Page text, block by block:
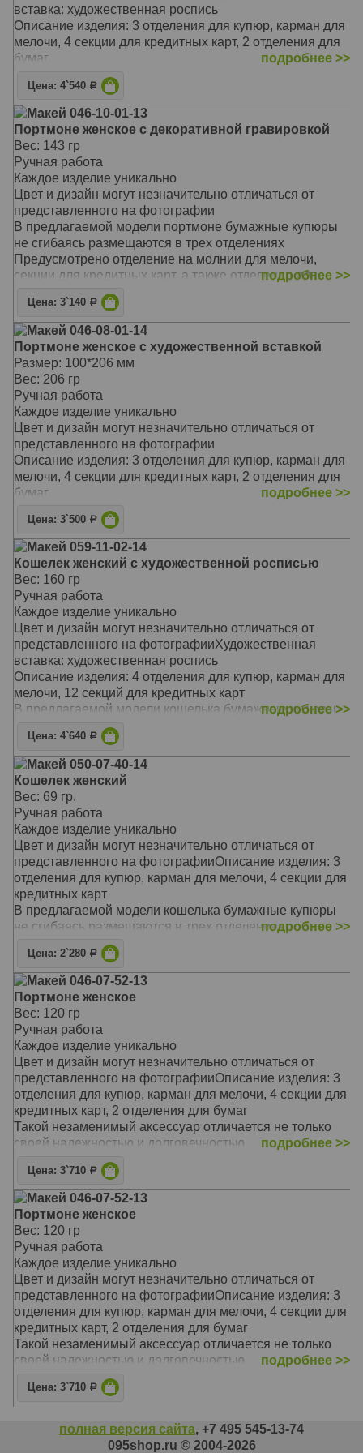
Материал: натуральная кожа
Цвет: чёрный, красный
Тип: прямой
Размер: 18,2 х 9,1 см
вставка: художественная роспись
Описание изделия: 3 отделения для купюр, карман для
мелочи, 4 секции для кредитных карт, 2 отделения для
бумаг
В предлагаемой модели портмоне бумажные купюры
не сгибаясь размещаются в трех отделениях
Предусмотрено отделение на молнии для мелочи,
секции для кредитных карт, а также отделения для
мелких бумаг
Портмоне застегивается на молнию
Такой незаменимый аксессуар отличается не только
своей надежностью и долговечностью
Предлагаемая модель очаровывает своей
оригинальностью, неповторимым сочетанием цветов и
фактур
Он станет замечательным подарком для стильной
женщины, выгодно подчеркнет вашу
Материал: натуральная кожа
Тип: прямой
Размер: 20,7 х 10,1см
подробнее >>
Цена: 4`540 Р
Макей 046-10-01-13
Портмоне женское с декоративной гравировкой
Вес: 143 гр
Ручная работа
Каждое изделие уникально
Цвет и дизайн могут незначительно отличаться от
представленного на фотографии
В предлагаемой модели портмоне бумажные купюры
не сгибаясь размещаются в трех отделениях
Предусмотрено отделение на молнии для мелочи,
секции для кредитных карт, а также отделения для
Портмоне застегивается на молнию
Такой незаменимый аксессуар отличается не только
своей надежностью и долговечностью
Предлагаемая модель очаровывает своей
оригинальностью, неповторимым сочетанием цветов и
фактур
Он станет замечательным подарком для стильной
женщины, выгодно подчеркнет вашу
индивидуальность и стиль
Материал: натуральная кожа
Цвет: светлый-коричневый
Тип: прямой
подробнее >>
Цена: 3`140 Р
Макей 046-08-01-14
Портмоне женское с художественной вставкой
Размер: 100*206 мм
Вес: 206 гр
Ручная работа
Каждое изделие уникально
Цвет и дизайн могут незначительно отличаться от
представленного на фотографии
Описание изделия: 3 отделения для купюр, карман для
мелочи, 4 секции для кредитных карт, 2 отделения для
бумаг
В предлагаемой модели портмоне бумажные купюры
не сгибаясь размещаются в трех отделениях
Предусмотрено отделение на молнии для мелочи,
секции для кредитных карт, а также отделения для
мелких бумаг
Портмоне застегивается на молнию
Такой незаменимый аксессуар отличается не только
своей надежностью и долговечностью
Предлагаемая модель очаровывает своей
оригинальностью, неповторимым сочетанием цветов и
фактур
Он станет замечательным подарком для стильной
женщины, выгодно подчеркнет вашу
Материал: натуральная кожа
Тип: прямой
Размер: 100*206 мм
подробнее >>
Цена: 3`500 Р
Макей 059-11-02-14
Кошелек женский с художественной росписью
Вес: 160 гр
Ручная работа
Каждое изделие уникально
Цвет и дизайн могут незначительно отличаться от
представленного на фотографииХудожественная
вставка: художественная роспись
Описание изделия: 4 отделения для купюр, карман для
мелочи, 12 секций для кредитных карт
В предлагаемой модели кошелька бумажные купюры
не сгибаясь размещаются в четырёх отделениях
Предусмотрено отделение на молнии для мелочи,
секции для кредитных карт
Кошелек застегивается на кнопку
Такой незаменимый аксессуар отличается не только
своей надежностью и долговечностью
Предлагаемая модель очаровывает своей
оригинальностью, неповторимым сочетанием цветов и
фактур
Он станет замечательным подарком для стильной
женщины, выгодно подчеркнет вашу
индивидуальность и стиль
Материал: натуральная кожа
Тип: прямой
подробнее >>
Цена: 4`640 Р
Макей 050-07-40-14
Кошелек женский
Вес: 69 гр.
Ручная работа
Каждое изделие уникально
Цвет и дизайн могут незначительно отличаться от
представленного на фотографииОписание изделия: 3
отделения для купюр, карман для мелочи, 4 секции для
кредитных карт
В предлагаемой модели кошелька бумажные купюры
не сгибаясь размещаются в трех отделениях
Предусмотрено отделение на молнии для мелочи, а так
же секции для кредитных карт
Кошелек застегивается на скрытую кнопку
Такой незаменимый аксессуар отличается не только
своей надежностью и долговечностью
Предлагаемая модель не оставит вас равнодушным
Ее главная изюминка - интересное сочетание цветов и
фактур кожи
Он станет замечательным подарком для стильной
женщины, выгодно подчеркнет вашу
индивидуальность и стиль.
Материал: натуральная кожа
Цвет: светлый-коричневый
Размер: 17,6 х 8,6 см
подробнее >>
Цена: 2`280 Р
Макей 046-07-52-13
Портмоне женское
Вес: 120 гр
Ручная работа
Каждое изделие уникально
Цвет и дизайн могут незначительно отличаться от
представленного на фотографииОписание изделия: 3
отделения для купюр, карман для мелочи, 4 секции для
кредитных карт, 2 отделения для бумаг
Такой незаменимый аксессуар отличается не только
своей надежностью и долговечностью
Предлагаемая модель очаровывает своей
оригинальностью, неповторимым сочетанием цветов и
фактур
Он станет замечательным подарком для стильной
женщины, выгодно подчеркнет вашу
индивидуальность и стиль
Материал: натуральная кожа
Цвет: чёрный
Тип: прямой
Размер: 206 x 104 мм
подробнее >>
Цена: 3`710 Р
Макей 046-07-52-13
Портмоне женское
Вес: 120 гр
Ручная работа
Каждое изделие уникально
Цвет и дизайн могут незначительно отличаться от
представленного на фотографииОписание изделия: 3
отделения для купюр, карман для мелочи, 4 секции для
кредитных карт, 2 отделения для бумаг
Такой незаменимый аксессуар отличается не только
своей надежностью и долговечностью
Предлагаемая модель очаровывает своей
оригинальностью, неповторимым сочетанием цветов и
Он станет замечательным подарком для стильной
женщины, выгодно подчеркнет вашу
подробнее >>
Цена: 3`710 Р
полная версия сайта, +7 495 545-13-74
095shop.ru © 2004-2026